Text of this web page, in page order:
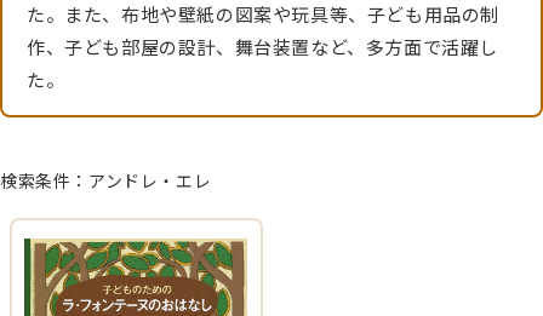
た。また、布地や壁紙の図案や玩具等、子ども用品の制
作、子ども部屋の設計、舞台装置など、多方面で活躍し
た。
検索条件：アンドレ・エレ